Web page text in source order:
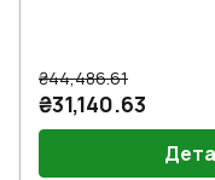
₴44,486.61
₴31,140.63